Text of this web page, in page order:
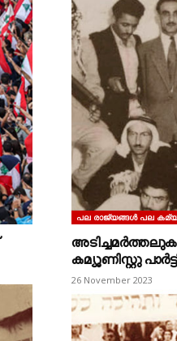
പല രാജ്യങ്ങള്‍ പല
കമ്യൂണിസ്റ്റു
26 November 2023